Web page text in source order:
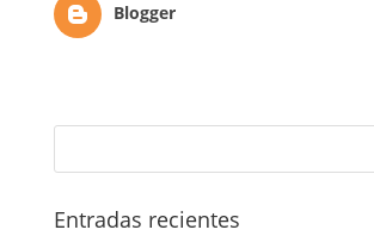
Blogger
Entradas recientes